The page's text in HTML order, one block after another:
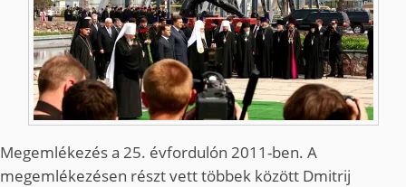
Megemlékezés a 25. évfordulón 2011-ben. A
megemlékezésen részt vett többek között Dmitrij